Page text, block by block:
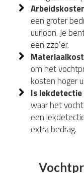
een groter
uurloon. Je
een zzp’er.
om het
kosten hoger
Is lekdetectie
waar het
een
extra bedrag.